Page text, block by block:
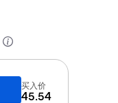
买入价
45.54